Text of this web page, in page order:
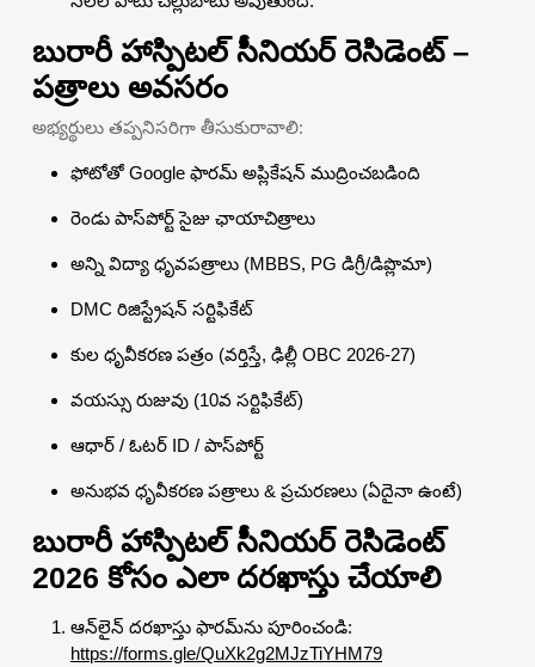
బురారీ హాస్పిటల్ సీనియర్ రెసిడెంట్ –
పత్రాలు అవసరం
అభ్యర్థులు తప్పనిసరిగా తీసుకురావాలి:
ఫోటోతో Google ఫారమ్ అప్లికేషన్ ముద్రించబడింది
రెండు పాస్‌పోర్ట్ సైజు ఛాయాచిత్రాలు
అన్ని విద్యా ధృవపత్రాలు (MBBS, PG డిగ్రీ/డిప్లొమా)
DMC రిజిస్ట్రేషన్ సర్టిఫికేట్
కుల ధృవీకరణ పత్రం (వర్తిస్తే, ఢిల్లీ OBC 2026-27)
వయస్సు రుజువు (10వ సర్టిఫికేట్)
ఆధార్ / ఓటర్ ID / పాస్‌పోర్ట్
అనుభవ ధృవీకరణ పత్రాలు & ప్రచురణలు (ఏదైనా ఉంటే)
బురారీ హాస్పిటల్ సీనియర్ రెసిడెంట్
2026 కోసం ఎలా దరఖాస్తు చేయాలి
ఆన్‌లైన్ దరఖాస్తు ఫారమ్‌ను పూరించండి:
https://forms.gle/QuXk2g2MJzTiYHM79